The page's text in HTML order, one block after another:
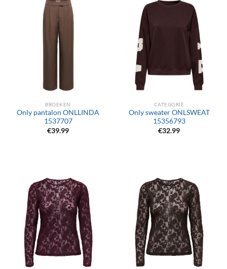
BROEKEN
Only pantalon ONLLINDA
1537707
€39.99
CATEGORIE
Only sweater ONLSWEAT
15356793
€32.99